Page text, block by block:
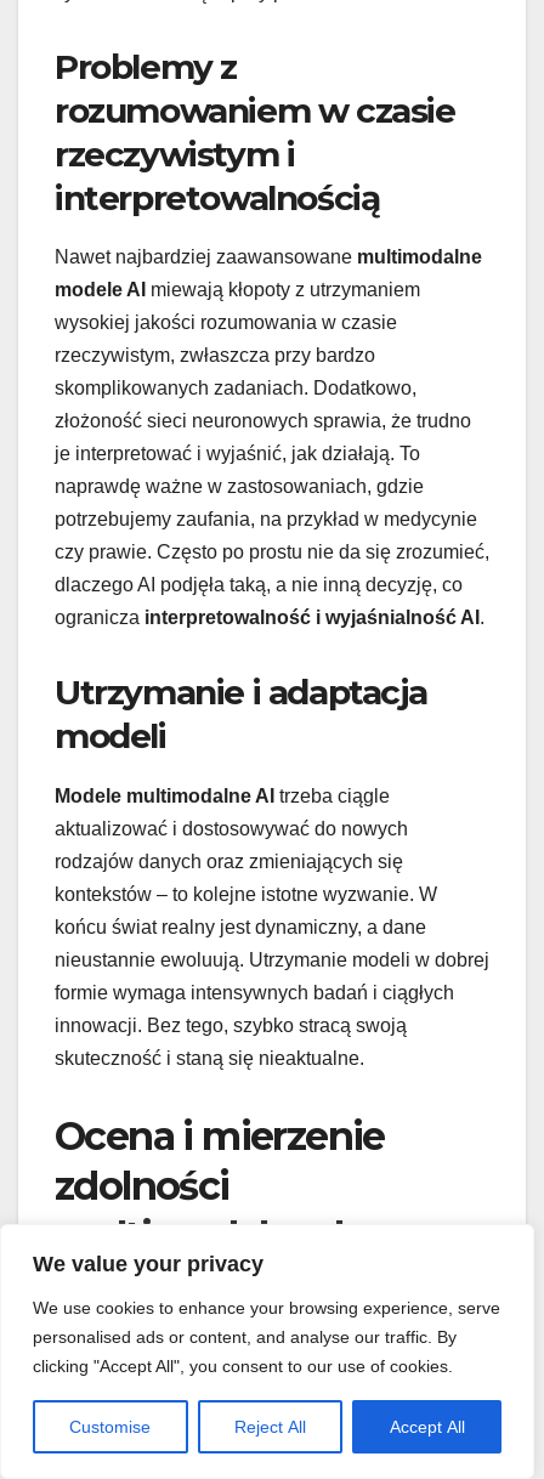
We value your privacy
We use cookies to enhance your browsing experience, serve
personalised ads or content, and analyse our traffic. By
clicking "Accept All", you consent to our use of cookies.
Customise Reject All Accept All
Problemy z
rozumowaniem w czasie
rzeczywistym i
interpretowalnością
Nawet najbardziej zaawansowane multimodalne
modele AI miewają kłopoty z utrzymaniem
wysokiej jakości rozumowania w czasie
rzeczywistym, zwłaszcza przy bardzo
skomplikowanych zadaniach. Dodatkowo,
złożoność sieci neuronowych sprawia, że trudno
je interpretować i wyjaśnić, jak działają. To
naprawdę ważne w zastosowaniach, gdzie
potrzebujemy zaufania, na przykład w medycynie
czy prawie. Często po prostu nie da się zrozumieć,
dlaczego AI podjęła taką, a nie inną decyzję, co
ogranicza interpretowalność i wyjaśnialność AI .
Utrzymanie i adaptacja
modeli
Modele multimodalne AI trzeba ciągle
aktualizować i dostosowywać do nowych
rodzajów danych oraz zmieniających się
kontekstów – to kolejne istotne wyzwanie. W
końcu świat realny jest dynamiczny, a dane
nieustannie ewoluują. Utrzymanie modeli w dobrej
formie wymaga intensywnych badań i ciągłych
innowacji. Bez tego, szybko stracą swoją
skuteczność i staną się nieaktualne.
Ocena i mierzenie
zdolności
multimodalnych
modeli AI
Jak oceniamy, czymultimodalne modele AI
naprawdę „rozumieją” to, co robią? Używamy do
zaawansowanych metodologii. Mierzenie tych